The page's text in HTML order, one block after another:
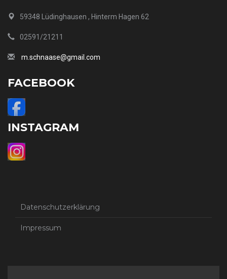
59348 Lüdinghausen , Hinterm Hagen 62
02591/21211
m.schnaase@gmail.com
FACEBOOK
INSTAGRAM
Datenschutzerklärung
Impressum